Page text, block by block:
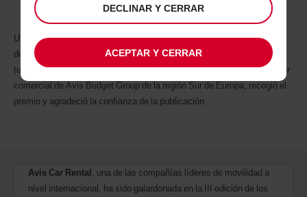
Un año más, Avis Car Rental ha sido premiada en los Premios Líderes
del Turismo que otorga la publicación especializada en el sector
turístico Gaceta 3. Durante el acto de entrega, Ramón Biarnés, director
comercial de Avis Budget Group de la región Sur de Europa, recogió el
premio y agradeció la confianza de la publicación.
Avis Car Rental, una de las compañías líderes de movilidad a
nivel internacional, ha sido galardonada en la III edición de los
DECLINAR Y CERRAR
ACEPTAR Y CERRAR